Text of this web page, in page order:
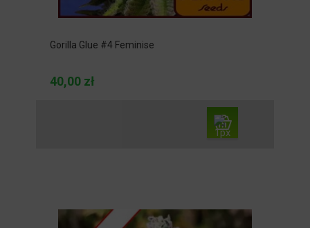
Gorilla Glue #4 Feminise
40,00 zł